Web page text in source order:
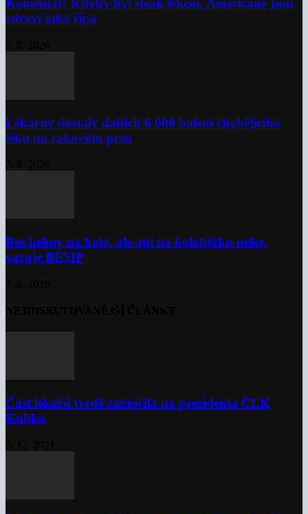
Komentář: Kdyby byl steak lékem, Američané jsou
zdraví jako řípa
Lékárny dostaly dalších 6 000 balení chybějícího
léku na rakovinu prsu
Bez helmy na kolo, ale ani na koloběžku nelez,
varuje BESIP
Část lékařů tvrdě zaútočila na prezidenta ČLK
Kubka